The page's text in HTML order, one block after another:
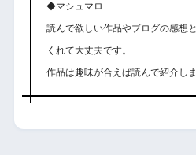
◆マシュマロ
読んで欲しい作品やブログの感想
くれて大丈夫です。
作品は趣味が合えば読んで紹介しま